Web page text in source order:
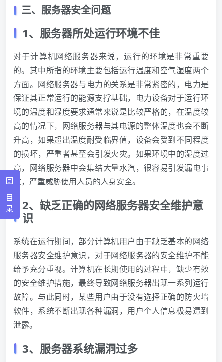
三、服务器安全问题
1、服务器所处运行环境不佳
对于计算机网络服务器来说，运行的环境是非常重要
的。其中所指的环境主要包括运行温度和空气湿度两个
方面。网络服务器与电力的关系是非常紧密的，电力是
保证其正常运行的能源支撑基础，电力设备对于运行环
境的温度和湿度要求通常来说是比较严格的，在温度较
高的情况下，网络服务器与其电源的整体温度也会不断
升高，如果超出温度耐受临界值，设备会受到不同程度
的损坏，严重者甚至会引发火灾。如果环境中的湿度过
高，网络服务器中会集结大量水汽，很容易引发漏电事
故，严重威胁使用人员的人身安全。
2、缺乏正确的网络服务器安全维护意
识
系统在运行期间，部分计算机用户由于缺乏基本的网络
服务器安全维护意识，对于网络服务器的安全维护不能
给予充分重视。计算机在长期使用的过程中，缺少有效
的安全维护措施，最终导致网络服务器出现一系列运行
故障。与此同时，某些用户由于没有选择正确的防火墙
软件，系统不断出现各种漏洞，用户个人信息极易遭到
泄露。
3、服务器系统漏洞过多
目
录